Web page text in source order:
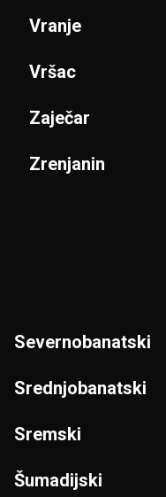
Vranje
Vršac
Zaječar
Zrenjanin
Severnobanatski
Srednjobanatski
Sremski
Šumadijski